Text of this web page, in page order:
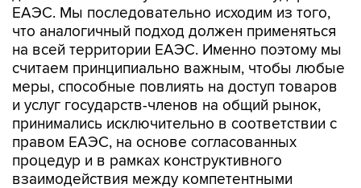
на всей территории ЕАЭС. Именно поэтому мы
считаем принципиально важным, чтобы любые
меры, способные повлиять на доступ товаров
и услуг государств-членов на общий рынок,
принимались исключительно в соответствии с
правом ЕАЭС, на основе согласованных
процедур и в рамках конструктивного
взаимодействия между компетентными
органами", - заявил премьер Армении.